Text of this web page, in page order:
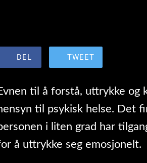
DEL TWEET
til å forstå, uttrykke og
til psykisk helse. Det
i liten grad har
å uttrykke seg emosjonelt.